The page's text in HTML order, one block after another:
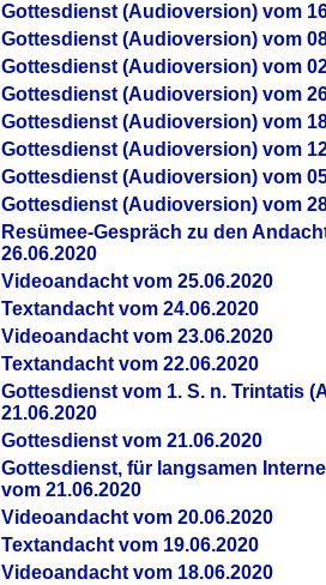
Gottesdienst (Audioversion) vom
Gottesdienst (Audioversion) vom
Gottesdienst (Audioversion) vom
Gottesdienst (Audioversion) vom
Gottesdienst (Audioversion) vom
Gottesdienst (Audioversion) vom
Gottesdienst (Audioversion) vom
Gottesdienst (Audioversion) vom
Re­sü­mee-Gespräch zu den
26.06.2020
Videoandacht vom 25.06.2020
Textandacht vom 24.06.2020
Videoandacht vom 23.06.2020
Textandacht vom 22.06.2020
Gottesdienst vom 1. S. n. Trintatis
21.06.2020
Gottesdienst vom 21.06.2020
Gottesdienst, für langsamen
vom 21.06.2020
Videoandacht vom 20.06.2020
Textandacht vom 19.06.2020
Videoandacht vom 18.06.2020